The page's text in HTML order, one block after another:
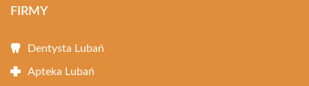
FIRMY
Dentysta Lubań
Apteka Lubań